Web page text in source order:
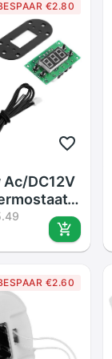
€2.80
Ac/DC12V
Alarm
Meter
€2.60